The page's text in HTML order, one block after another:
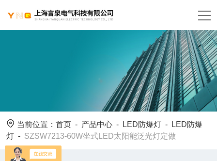
当前位置：首页 - 产品中心 - LED防爆灯 -
LED防爆
灯 - SZSW7213-60W坐式LED太阳能泛光灯定做